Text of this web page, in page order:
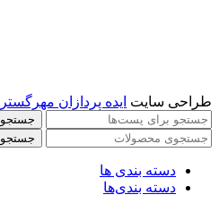
طراحی سایت ایده پردازان مهرگستر
جستجو
جستجو
دسته بندی ها
دسته بندی‌ها